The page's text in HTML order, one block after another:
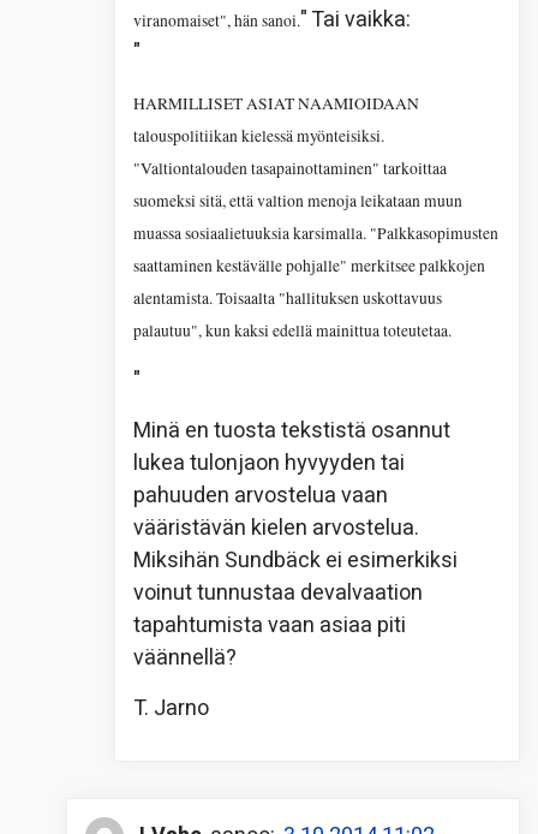
viranomaiset", hän sanoi." Tai vaikka:
"
HARMILLISET ASIAT NAAMIOIDAAN
talouspolitiikan kielessä myönteisiksi.
"Valtiontalouden tasapainottaminen" tarkoittaa
suomeksi sitä, että valtion menoja leikataan muun
muassa sosiaalietuuksia karsimalla. "Palkkasopimusten
saattaminen kestävälle pohjalle" merkitsee palkkojen
alentamista. Toisaalta "hallituksen uskottavuus
palautuu", kun kaksi edellä mainittua toteutetaa.
"
Minä en tuosta tekstistä osannut
lukea tulonjaon hyvyyden tai
pahuuden arvostelua vaan
vääristävän kielen arvostelua.
Miksihän Sundbäck ei esimerkiksi
voinut tunnustaa devalvaation
tapahtumista vaan asiaa piti
väännellä?
T. Jarno